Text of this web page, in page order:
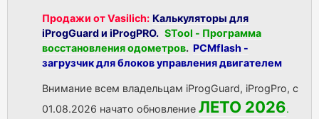
Продажи от Vasilich: Калькуляторы для
iProgGuard и iProgPRO. STool - Программа
восстановления одометров. PCMflash -
загрузчик для блоков управления двигателем
Внимание всем владельцам iProgGuard, iProgPro, с
01.08.2026 начато обновление ЛЕТО 2026.